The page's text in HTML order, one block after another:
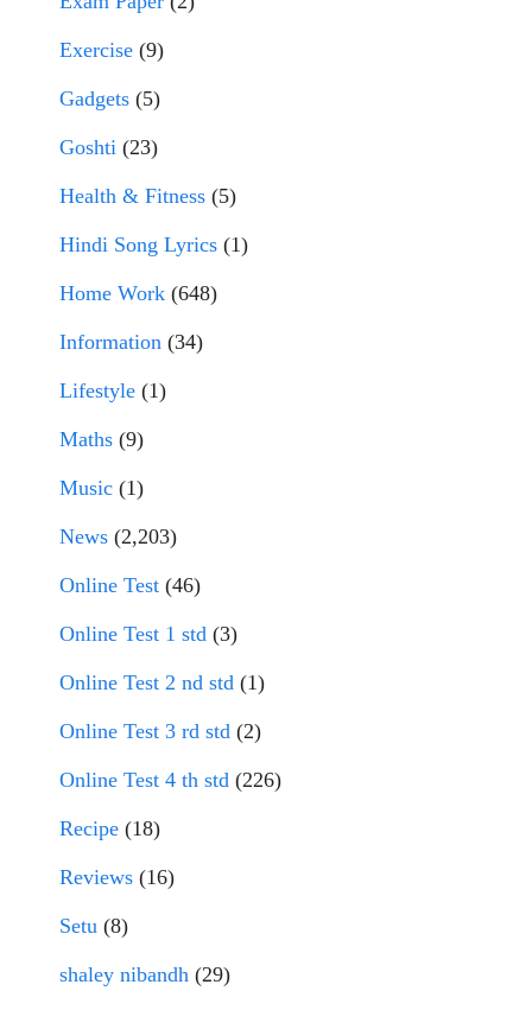
Exercise (9)
Gadgets (5)
Goshti (23)
Health & Fitness (5)
Hindi Song Lyrics (1)
Home Work (648)
Information (34)
Lifestyle (1)
Maths (9)
Music (1)
News (2,203)
Online Test (46)
Online Test 1 std (3)
Online Test 2 nd std (1)
Online Test 3 rd std (2)
Online Test 4 th std (226)
Recipe (18)
Reviews (16)
Setu (8)
shaley nibandh (29)